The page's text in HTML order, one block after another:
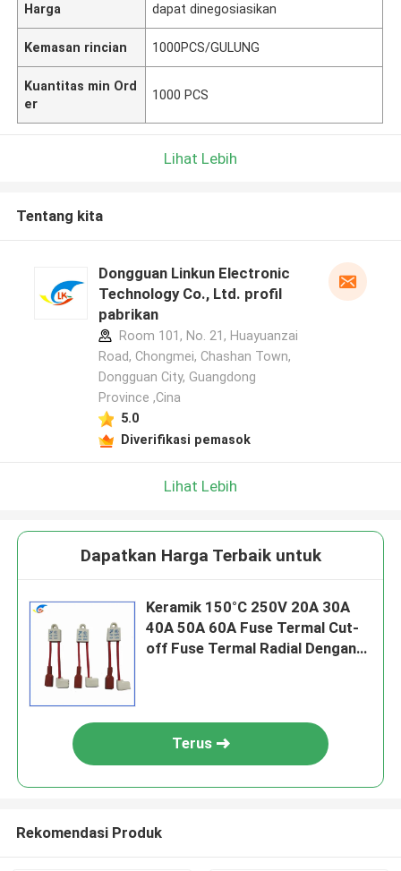
Harga dapat dinegosiasikan
Kemasan rincian 1000PCS/GULUNG
Kuantitas min Ord
er
1000 PCS
Lihat Lebih
Tentang kita
Dongguan Linkun Electronic
Technology Co., Ltd. profil
pabrikan
Room 101, No. 21, Huayuanzai
Road, Chongmei, Chashan Town,
Dongguan City, Guangdong
Province ,Cina
5.0
Diverifikasi pemasok
Lihat Lebih
Dapatkan Harga Terbaik untuk
Keramik 150°C 250V 20A 30A
40A 50A 60A Fuse Termal Cut-
off Fuse Termal Radial Dengan
Terus
Rekomendasi Produk